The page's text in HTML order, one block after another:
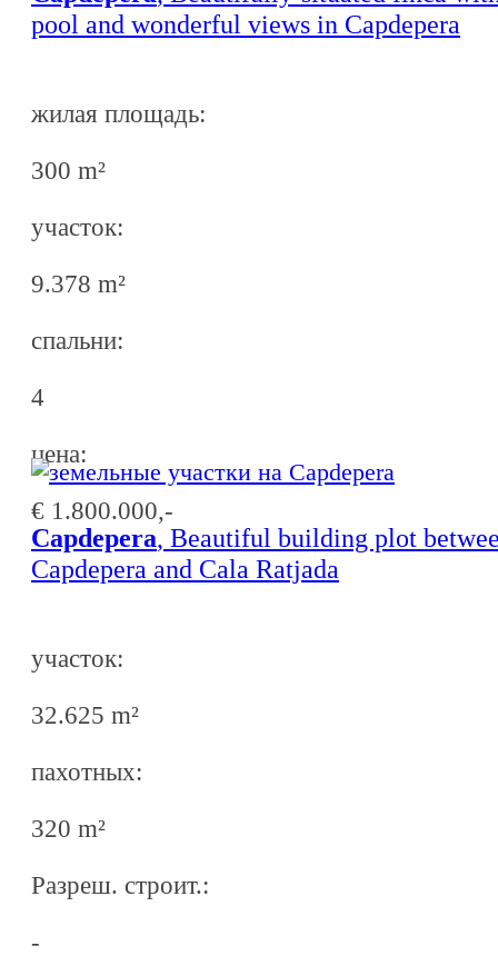
pool and wonderful views in Capdepera
жилая площадь:
300 m²
участок:
9.378 m²
спальни:
4
ценa:
€ 1.800.000,-
Capdepera, Beautiful building plot
Capdepera and Cala Ratjada
участок:
32.625 m²
пахотных:
320 m²
Разреш. строит.:
-